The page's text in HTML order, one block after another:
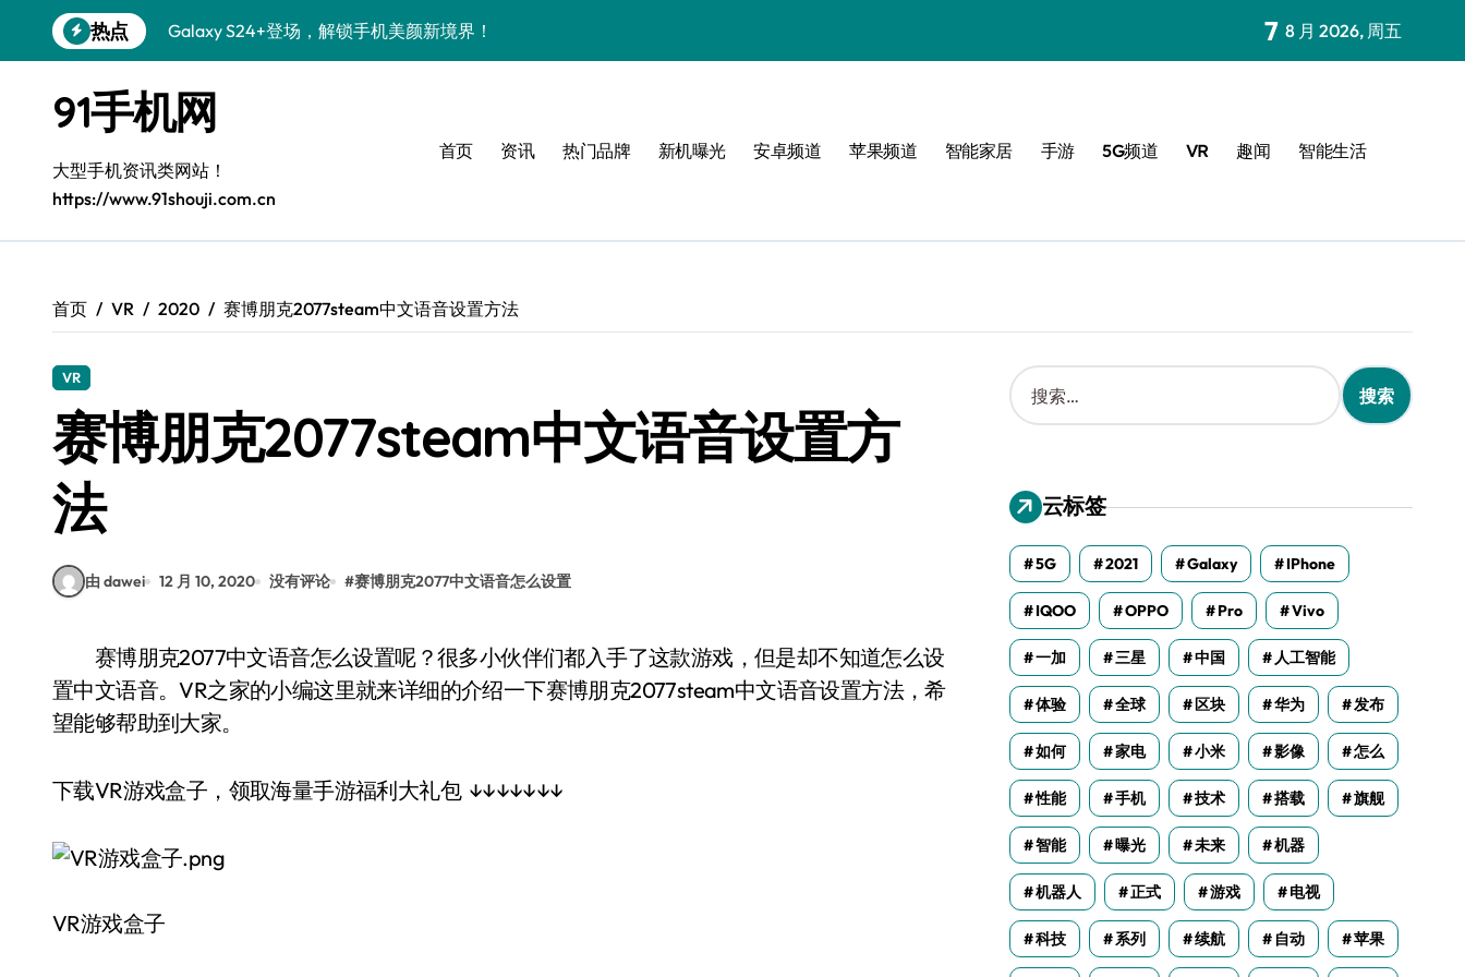
到
热点
Galaxy S24+登场，解锁手机美颜新境界！
Galaxy A56 5G登场，时尚旗舰新体验！
三星Galaxy S26美颜秘籍，一键打造专属风格！
S25美化秘籍：个性定制，炫酷随行！
Galaxy C55 5G焕新秘籍：潮流定制，玩转无限可能
Galaxy Z Flip6：折叠时尚，一瞬惊艳
S25 Ultra颜值炸裂！定制主题潮翻全场
7 8 月 2026, 周五
91手机网
大型手机资讯类网站！
https://www.91shouji.com.cn
首页 资讯 热门品牌 新机曝光 安卓频道 苹果频道 智能家居 手游 5G频道 VR 趣闻 智能生活
首页 VR 2020 赛博朋克2077steam中文语音设置方法
VR
赛博朋克2077steam中文语音设置方
法
由 dawei 12 月 10, 2020 没有评论 #赛博朋克2077中文语音怎么设置
赛博朋克2077中文语音怎么设置呢？很多小伙伴们都入手了这款游戏，但是却不知道怎么设
置中文语音。VR之家的小编这里就来详细的介绍一下赛博朋克2077steam中文语音设置方法，希
望能够帮助到大家。
下载VR游戏盒子，领取海量手游福利大礼包 ↓↓↓↓↓↓↓
VR游戏盒子
搜
索
：
云标签
5G 2021 Galaxy IPhone
IQOO OPPO Pro Vivo
一加 三星 中国 人工智能
体验 全球 区块 华为 发布
如何 家电 小米 影像 怎么
性能 手机 技术 搭载 旗舰
智能 曝光 未来 机器
机器人 正式 游戏 电视
科技 系列 续航 自动 苹果